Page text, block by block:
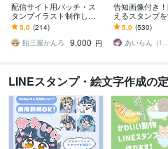
配信サイト用バッチ・ス
タンプイラスト制作しま
す 企業実績あり！メンバ
ーシップやサブスク特典
に最適！
5.0 (214)
飴三屋かんろ
9,000 円
告知画像付き
えるスタンプを
す アニメーシ
プも対応はじめ
5.0 (530)
あいらん（iran_stn）
LINEスタンプ・絵文字作成の